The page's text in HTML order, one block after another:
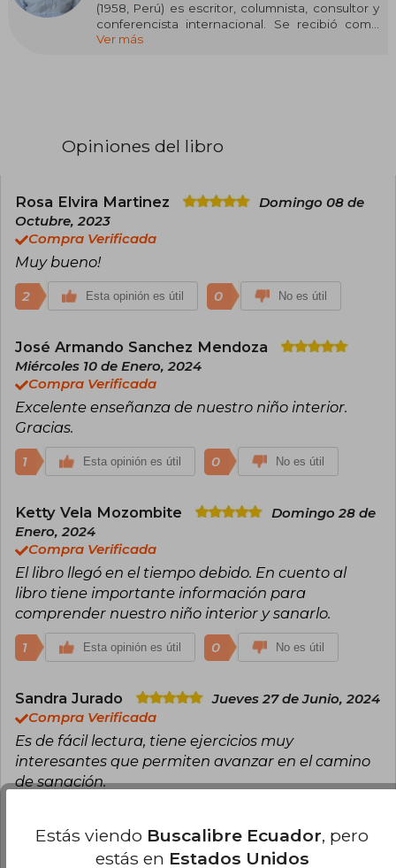
(1958, Perú) es escritor, columnista, consultor y
conferencista internacional. Se recibió como
Ingeniero Civil en el Georgia Institute of
años a la investigación y enseñanza de temas
en los diarios El Comercio (Perú), El Mercurio
(Chile), La Prensa (Panamá) y La Nación (Costa
Rica).
Ver más
Opiniones del libro
Rosa Elvira Martinez
Domingo 08 de
Octubre, 2023
Compra Verificada
Muy bueno!
2 Esta opinión es útil 0 No es útil
José Armando Sanchez Mendoza
Miércoles 10 de Enero, 2024
Compra Verificada
Excelente enseñanza de nuestro niño interior.
Gracias.
1 Esta opinión es útil 0 No es útil
Ketty Vela Mozombite
Domingo 28 de
Enero, 2024
Compra Verificada
El libro llegó en el tiempo debido. En cuento al
libro tiene importante información para
comprender nuestro niño interior y sanarlo.
1 Esta opinión es útil 0 No es útil
Sandra Jurado
Jueves 27 de Junio, 2024
Compra Verificada
Es de fácil lectura, tiene ejercicios muy
interesantes que permiten avanzar en el camino
de sanación.
Estás viendo Buscalibre Ecuador, pero
estás en Estados Unidos